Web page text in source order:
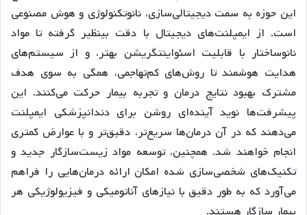
این حوزه به سمت دیجیتالی‌سازی، نانوتکنولوژی و هوش مصنوعی
است. از ایمپلنت‌های دیجیتال با دقت بینظیر گرفته تا مواد
نانوساختار با قابلیت اسئواینتگریشن بهتر، و از سیستم‌های
هدایت هوشمند تا روش‌های کم‌تهاجمی، همگی به سوی هدف
مشترک بهبود نتایج درمان و تجربه بیمار حرکت می‌کنند. این
پیشرفت‌ها نوید آینده‌ای روشن برای دندانپزشکی ایمپلنت
می‌دهند که در آن درمان‌ها سریع‌تر، دقیق‌تر و با عوارض کمتری
انجام خواهند شد. همچنین، توسعه مواد زیست‌سازگار جدید و
تکنیک‌های شخصی‌سازی شده امکان ارائه درمان‌هایی را فراهم
می‌آورد که به طور دقیق با نیازهای آناتومیکی و فیزیولوژیکی هر
بیمار سازگار هستند.